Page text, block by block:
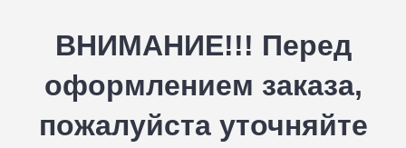
ВНИМАНИЕ!!! Перед
оформлением заказа,
пожалуйста уточняйте